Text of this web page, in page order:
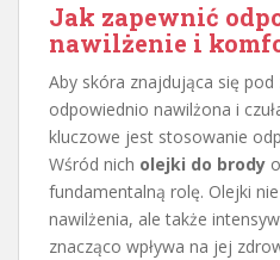
Jak zapewnić
nawilżenie i
Aby skóra znajdująca się pod
odpowiednio nawilżona i
kluczowe jest stosowanie
Wśród nich olejki do brody
fundamentalną rolę. Olejki
nawilżenia, ale także
znacząco wpływa na jej